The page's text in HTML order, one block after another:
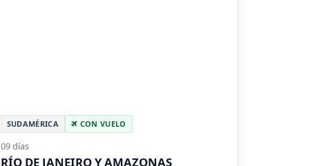
SUDAMÉRICA CON VUELO
09 días
RÍO DE JANEIRO Y AMAZONAS